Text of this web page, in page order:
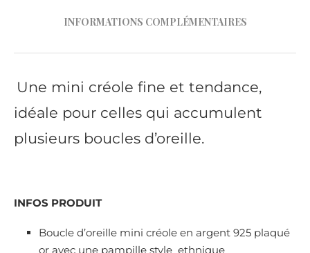
INFORMATIONS COMPLÉMENTAIRES
Une mini créole fine et tendance,
idéale pour celles qui accumulent
plusieurs boucles d’oreille.
INFOS PRODUIT
Boucle d’oreille mini créole en argent 925 plaqué
or avec une pampille style ethnique